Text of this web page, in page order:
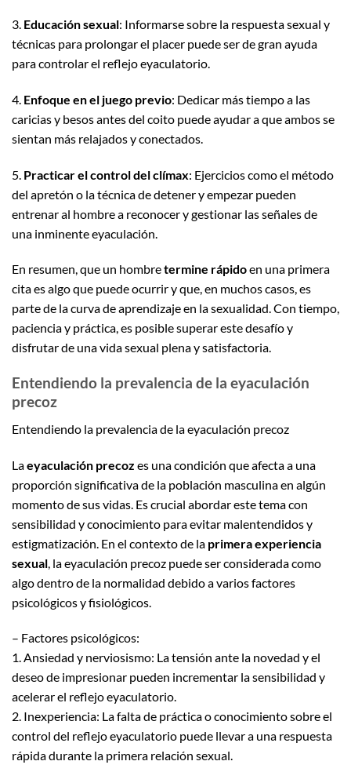
3. Educación sexual: Informarse sobre la respuesta sexual y
técnicas para prolongar el placer puede ser de gran ayuda
para controlar el reflejo eyaculatorio.
4. Enfoque en el juego previo: Dedicar más tiempo a las
caricias y besos antes del coito puede ayudar a que ambos se
sientan más relajados y conectados.
5. Practicar el control del clímax: Ejercicios como el método
del apretón o la técnica de detener y empezar pueden
entrenar al hombre a reconocer y gestionar las señales de
una inminente eyaculación.
En resumen, que un hombretermine rápidoen una primera
cita es algo que puede ocurrir y que, en muchos casos, es
parte de la curva de aprendizaje en la sexualidad. Con tiempo,
paciencia y práctica, es posible superar este desafío y
disfrutar de una vida sexual plena y satisfactoria.
Entendiendo la prevalencia de la eyaculación
precoz
Entendiendo la prevalencia de la eyaculación precoz
Laeyaculación precoz es una condición que afecta a una
proporción significativa de la población masculina en algún
momento de sus vidas. Es crucial abordar este tema con
sensibilidad y conocimiento para evitar malentendidos y
estigmatización. En el contexto de la primera experiencia
sexual , la eyaculación precoz puede ser considerada como
algo dentro de la normalidad debido a varios factores
psicológicos y fisiológicos.
– Factores psicológicos:
1. Ansiedad y nerviosismo: La tensión ante la novedad y el
deseo de impresionar pueden incrementar la sensibilidad y
acelerar el reflejo eyaculatorio.
2. Inexperiencia: La falta de práctica o conocimiento sobre el
control del reflejo eyaculatorio puede llevar a una respuesta
rápida durante la primera relación sexual.